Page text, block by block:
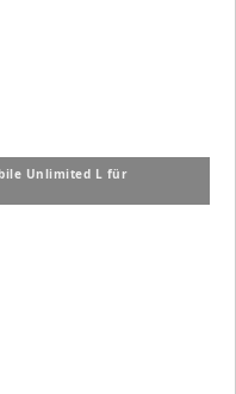
Unlimited L für